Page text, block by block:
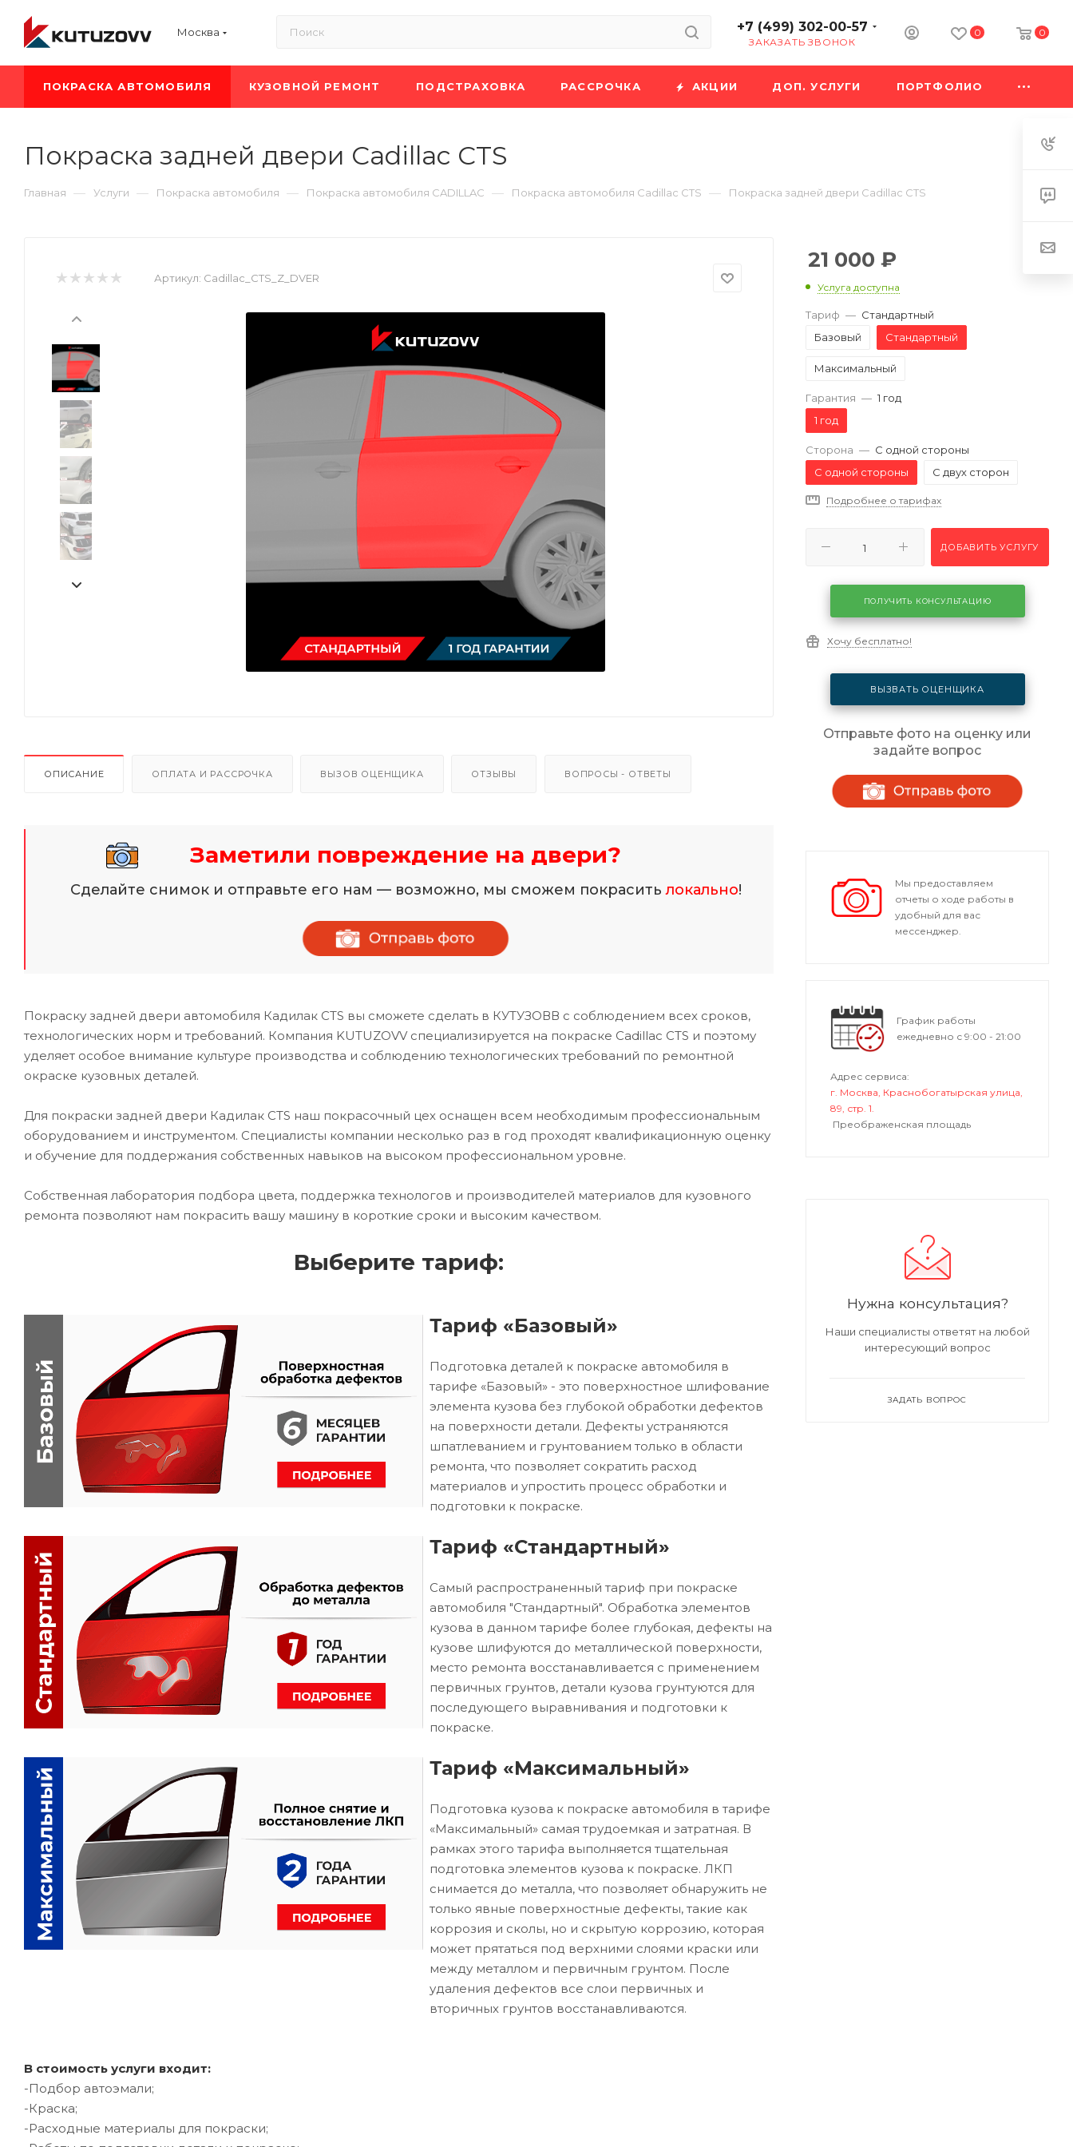
Москва +7 (499) 302-00-57
ЗАКАЗАТЬ ЗВОНОК
0 0
ПОКРАСКА АВТОМОБИЛЯ КУЗОВНОЙ РЕМОНТ ПОДСТРАХОВКА РАССРОЧКА АКЦИИ ДОП. УСЛУГИ ПОРТФОЛИО
Покраска задней двери Cadillac CTS
Главная — Услуги — Покраска автомобиля — Покраска автомобиля CADILLAC — Покраска автомобиля Cadillac CTS — Покраска задней двери Cadillac CTS
Артикул: Cadillac_CTS_Z_DVER
ОПИСАНИЕ ОПЛАТА И РАССРОЧКА ВЫЗОВ ОЦЕНЩИКА ОТЗЫВЫ ВОПРОСЫ - ОТВЕТЫ
Заметили повреждение на двери?
Сделайте снимок и отправьте его нам — возможно, мы сможем покраситьлокально!
Покраску задней двери автомобиля Кадилак CTS вы сможете сделать в КУТУЗОВВ с соблюдением всех сроков,
технологических норм и требований. Компания KUTUZOVV специализируется на покраске Cadillac CTS и поэтому
уделяет особое внимание культуре производства и соблюдению технологических требований по ремонтной
окраске кузовных деталей.
Для покраски задней двери Кадилак CTS наш покрасочный цех оснащен всем необходимым профессиональным
оборудованием и инструментом. Специалисты компании несколько раз в год проходят квалификационную оценку
и обучение для поддержания собственных навыков на высоком профессиональном уровне.
Собственная лаборатория подбора цвета, поддержка технологов и производителей материалов для кузовного
ремонта позволяют нам покрасить вашу машину в короткие сроки и высоким качеством.
Выберите тариф:
Тариф «Базовый»
Подготовка деталей к покраске автомобиля в
тарифе «Базовый» - это поверхностное шлифование
элемента кузова без глубокой обработки дефектов
на поверхности детали. Дефекты устраняются
шпатлеванием и грунтованием только в области
ремонта, что позволяет сократить расход
материалов и упростить процесс обработки и
подготовки к покраске.
Тариф «Стандартный»
Самый распространенный тариф при покраске
автомобиля "Стандартный". Обработка элементов
кузова в данном тарифе более глубокая, дефекты на
кузове шлифуются до металлической поверхности,
место ремонта восстанавливается с применением
первичных грунтов, детали кузова грунтуются для
последующего выравнивания и подготовки к
покраске.
Тариф «Максимальный»
Подготовка кузова к покраске автомобиля в тарифе
«Максимальный» самая трудоемкая и затратная. В
рамках этого тарифа выполняется тщательная
подготовка элементов кузова к покраске. ЛКП
снимается до металла, что позволяет обнаружить не
только явные поверхностные дефекты, такие как
коррозия и сколы, но и скрытую коррозию, которая
может прятаться под верхними слоями краски или
между металлом и первичным грунтом. После
удаления дефектов все слои первичных и
вторичных грунтов восстанавливаются.
В стоимость услуги входит:
-Подбор автоэмали;
-Краска;
-Расходные материалы для покраски;
21 000 ₽
Услуга доступна
Тариф — Стандартный
Базовый
Стандартный
Максимальный
Гарантия — 1 год
1 год
Сторона — С одной стороны
С одной стороны
С двух сторон
Подробнее о тарифах
ДОБАВИТЬ УСЛУГУ
ПОЛУЧИТЬ КОНСУЛЬТАЦИЮ
Хочу бесплатно!
ВЫЗВАТЬ ОЦЕНЩИКА
Отправьте фото на оценку или
задайте вопрос
Мы предоставляем
отчеты о ходе работы в
удобный для вас
мессенджер.
График работы
ежедневно с 9:00 - 21:00
Адрес сервиса:
г. Москва, Краснобогатырская улица,
89, стр. 1.
Преображенская площадь
Нужна консультация?
Наши специалисты ответят на любой
интересующий вопрос
ЗАДАТЬ ВОПРОС